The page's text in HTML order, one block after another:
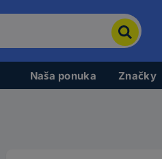
Naša ponuka Značky